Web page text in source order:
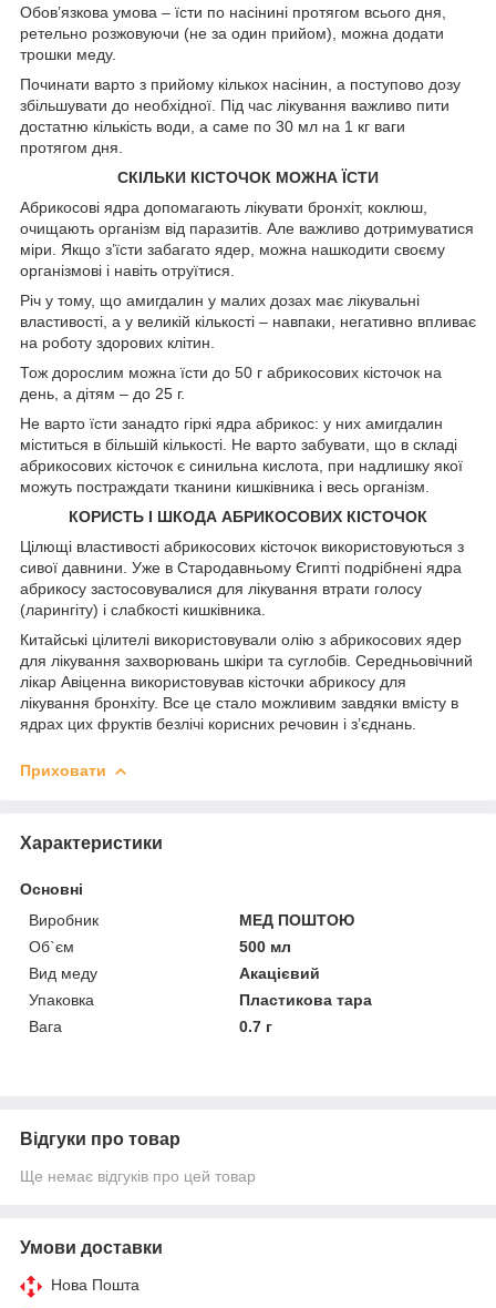
Обов’язкова умова – їсти по насінині протягом всього дня,
ретельно розжовуючи (не за один прийом), можна додати
трошки меду.
Починати варто з прийому кількох насінин, а поступово дозу
збільшувати до необхідної. Під час лікування важливо пити
достатню кількість води, а саме по 30 мл на 1 кг ваги
протягом дня.
СКІЛЬКИ КІСТОЧОК МОЖНА ЇСТИ
Абрикосові ядра допомагають лікувати бронхіт, коклюш,
очищають організм від паразитів. Але важливо дотримуватися
міри. Якщо з’їсти забагато ядер, можна нашкодити своєму
організмові і навіть отруїтися.
Річ у тому, що амигдалин у малих дозах має лікувальні
властивості, а у великій кількості – навпаки, негативно впливає
на роботу здорових клітин.
Тож дорослим можна їсти до 50 г абрикосових кісточок на
день, а дітям – до 25 г.
Не варто їсти занадто гіркі ядра абрикос: у них амигдалин
міститься в більшій кількості. Не варто забувати, що в складі
абрикосових кісточок є синильна кислота, при надлишку якої
можуть постраждати тканини кишківника і весь організм.
КОРИСТЬ І ШКОДА АБРИКОСОВИХ КІСТОЧОК
Цілющі властивості абрикосових кісточок використовуються з
сивої давнини. Уже в Стародавньому Єгипті подрібнені ядра
абрикосу застосовувалися для лікування втрати голосу
(ларингіту) і слабкості кишківника.
Китайські цілителі використовували олію з абрикосових ядер
для лікування захворювань шкіри та суглобів. Середньовічний
лікар Авіценна використовував кісточки абрикосу для
лікування бронхіту. Все це стало можливим завдяки вмісту в
ядрах цих фруктів безлічі корисних речовин і з’єднань.
Приховати
Характеристики
Основні
Виробник
МЕД ПОШТОЮ
Об`єм
500 мл
Вид меду
Акацієвий
Упаковка
Пластикова тара
Вага
0.7 г
Відгуки про товар
Ще немає відгуків про цей товар
Умови доставки
Нова Пошта